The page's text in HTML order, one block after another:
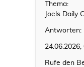
Thema:
Joels Daily
Antworten:
24.06.2026,
Rufe den